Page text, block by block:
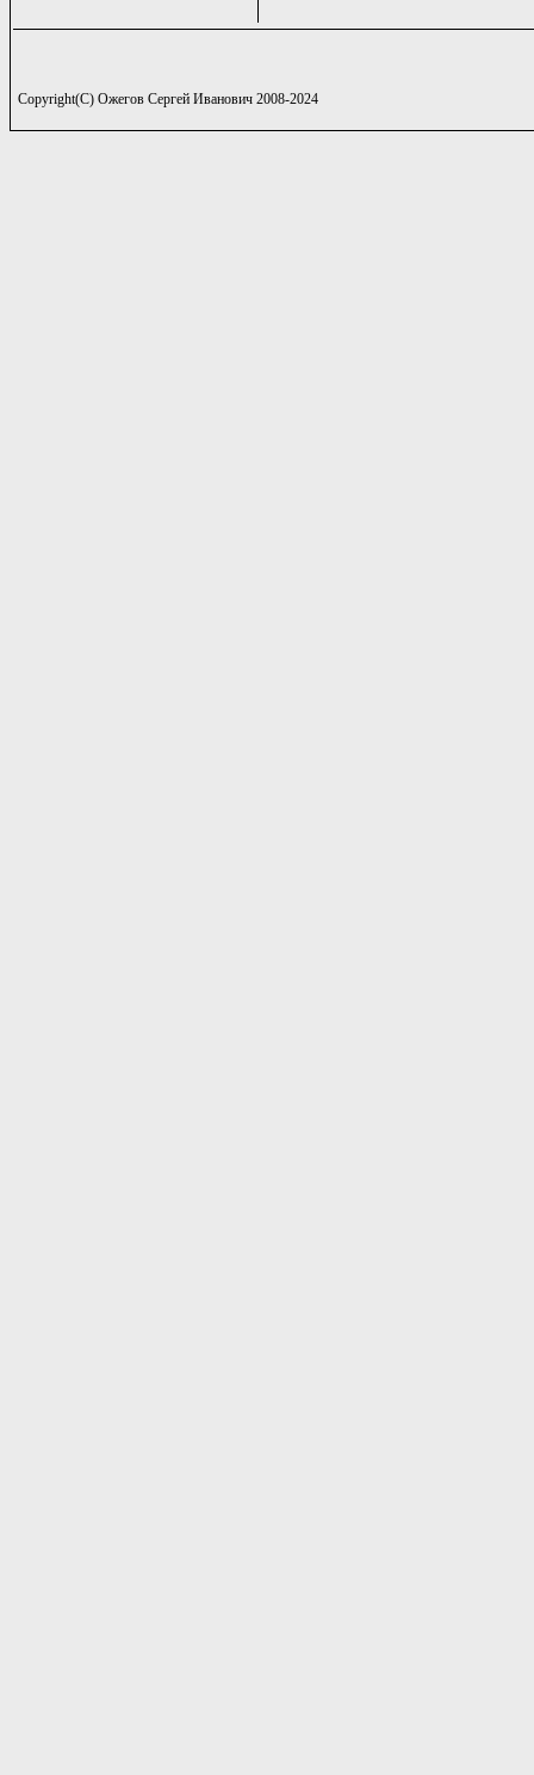
Copyright(C) Ожегов Сергей Иванович 2008-2024